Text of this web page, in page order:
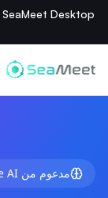
مدعوم من SeaVoice AI